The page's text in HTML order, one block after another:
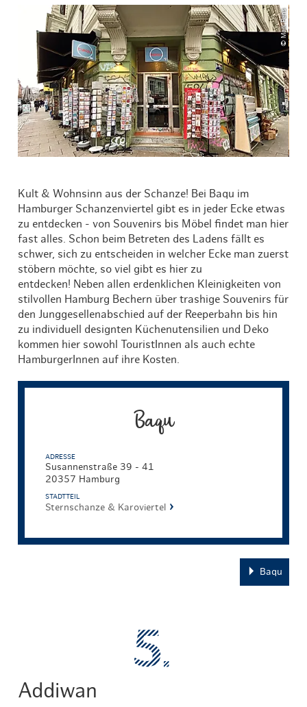
© Maik Pens
Kult & Wohnsinn aus der Schanze! Bei Baqu im
Hamburger Schanzenviertel gibt es in jeder Ecke etwas
zu entdecken - von Souvenirs bis Möbel findet man hier
fast alles. Schon beim Betreten des Ladens fällt es
schwer, sich zu entscheiden in welcher Ecke man zuerst
stöbern möchte, so viel gibt es hier zu
entdecken! Neben allen erdenklichen Kleinigkeiten von
stilvollen Hamburg Bechern über trashige Souvenirs für
den Junggesellenabschied auf der Reeperbahn bis hin
zu individuell designten Küchenutensilien und Deko
kommen hier sowohl TouristInnen als auch echte
HamburgerInnen auf ihre Kosten.
Baqu
ADRESSE
Susannenstraße 39 - 41
20357 Hamburg
STADTTEIL
Sternschanze & Karoviertel
Baqu
Addiwan